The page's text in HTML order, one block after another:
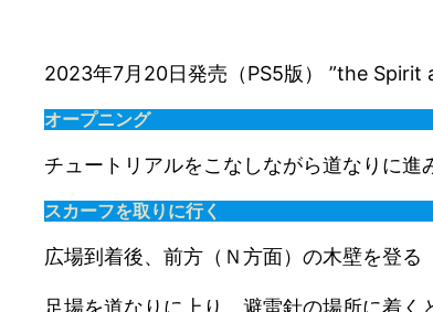
2023年7月20日発売（PS5版） ”the Spirit
オープニング
チュートリアルをこなしながら道なりに進
スカーフを取りに行く
広場到着後、前方（Ｎ方面）の木壁を登る
足場を道なりに上り、避雷針の場所に着く